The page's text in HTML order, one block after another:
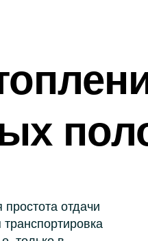
отдачи